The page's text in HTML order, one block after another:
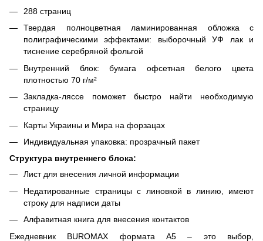
288 страниц
Твердая полноцветная ламинированная обложка с
полиграфическими эффектами: выборочный УФ лак и
тиснение серебряной фольгой
Внутренний блок: бумага офсетная белого цвета
плотностью 70 г/м²
Закладка-ляссе поможет быстро найти необходимую
страницу
Карты Украины и Мира на форзацах
Индивидуальная упаковка: прозрачный пакет
Структура внутреннего блока:
Лист для внесения личной информации
Недатированные страницы с линовкой в линию, имеют
строку для надписи даты
Алфавитная книга для внесения контактов
Ежедневник BUROMAX формата А5 – это выбор,